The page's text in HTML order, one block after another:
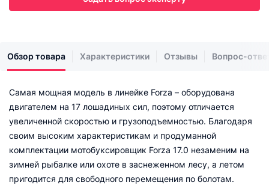
Обзор товара Характеристики Отзывы Вопрос-
Самая мощная модель в линейке Forza – оборудована
двигателем на 17 лошадиных сил, поэтому отличается
увеличенной скоростью и грузоподъемностью. Благодаря
своим высоким характеристикам и продуманной
комплектации мотобуксировщик Forza 17.0 незаменим на
зимней рыбалке или охоте в заснеженном лесу, а летом
пригодится для свободного перемещения по болотам.